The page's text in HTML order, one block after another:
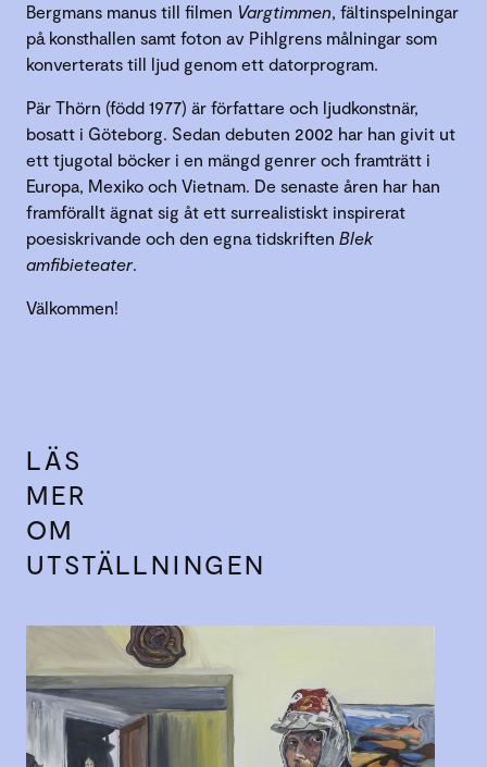
Bergmans manus till filmen Vargtimmen, fältinspelningar
på konsthallen samt foton av Pihlgrens målningar som
konverterats till ljud genom ett datorprogram.
Pär Thörn (född 1977) är författare och ljudkonstnär,
bosatt i Göteborg. Sedan debuten 2002 har han givit ut
ett tjugotal böcker i en mängd genrer och framträtt i
Europa, Mexiko och Vietnam. De senaste åren har han
framförallt ägnat sig åt ett surrealistiskt inspirerat
poesiskrivande och den egna tidskriften Blek
amfibieteater.
Välkommen!
LÄS
MER
OM
UTSTÄLLNINGEN